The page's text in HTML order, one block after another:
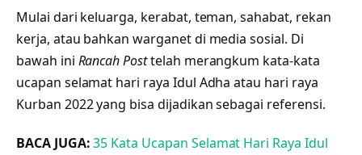
Mulai dari keluarga, kerabat, teman, sahabat, rekan
kerja, atau bahkan warganet di media sosial. Di
bawah ini Rancah Posttelah merangkum kata-kata
ucapan selamat hari raya Idul Adha atau hari raya
Kurban 2022 yang bisa dijadikan sebagai referensi.
BACA JUGA:35 Kata Ucapan Selamat Hari Raya Idul